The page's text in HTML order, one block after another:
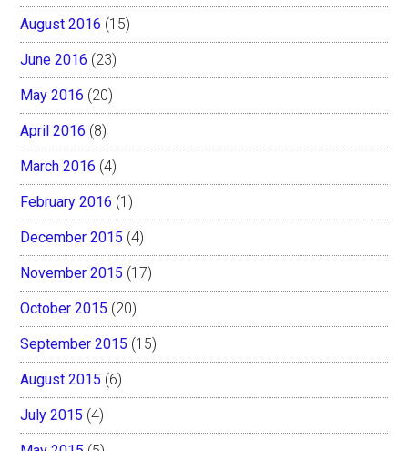
August 2016 (15)
June 2016 (23)
May 2016 (20)
April 2016 (8)
March 2016 (4)
February 2016 (1)
December 2015 (4)
November 2015 (17)
October 2015 (20)
September 2015 (15)
August 2015 (6)
July 2015 (4)